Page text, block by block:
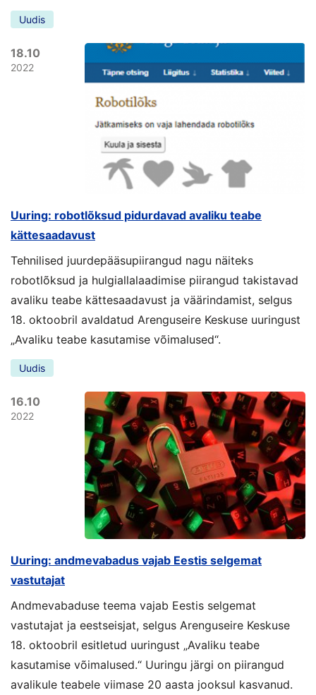
Uudis
18.10
2022
Uuring: robotlõksud pidurdavad avaliku teabe
kättesaadavust
Tehnilised juurdepääsupiirangud nagu näiteks
robotlõksud ja hulgiallalaadimise piirangud takistavad
avaliku teabe kättesaadavust ja väärindamist, selgus
18. oktoobril avaldatud Arenguseire Keskuse uuringust
„Avaliku teabe kasutamise võimalused“.
Uudis
16.10
2022
Uuring: andmevabadus vajab Eestis selgemat
vastutajat
Andmevabaduse teema vajab Eestis selgemat
vastutajat ja eestseisjat, selgus Arenguseire Keskuse
18. oktoobril esitletud uuringust „Avaliku teabe
kasutamise võimalused.“ Uuringu järgi on piirangud
avalikule teabele viimase 20 aasta jooksul kasvanud.